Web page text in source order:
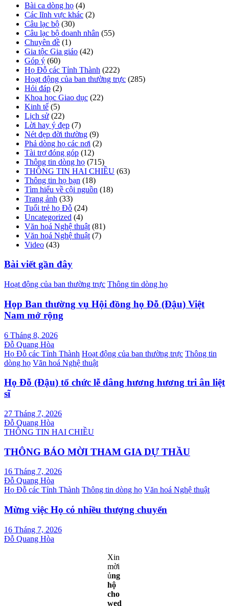
Bài ca dòng họ (4)
Các lĩnh vực khác (2)
Câu lạc bộ (30)
Câu lạc bộ doanh nhân (55)
Chuyên đề (1)
Gia tộc Gia giáo (42)
Góp ý (60)
Họ Đỗ các Tỉnh Thành (222)
Hoạt động của ban thường trực (285)
Hỏi đáp (2)
Khoa học Giao dục (22)
Kinh tế (5)
Lịch sử (22)
Lời hay ý đẹp (7)
Nét đẹp đời thường (9)
Phả dòng họ các nơi (2)
Tài trợ đóng góp (12)
Thông tin dòng họ (715)
THÔNG TIN HAI CHIỀU (63)
Thông tin họ bạn (18)
Tìm hiểu về cội nguồn (18)
Trang ảnh (33)
Tuổi trẻ họ Đỗ (24)
Uncategorized (4)
Văn hoá Nghệ thuật (81)
Văn hoá Nghệ thuật (7)
Video (43)
Bài viết gần đây
Hoạt động của ban thường trực Thông tin dòng họ
Họp Ban thường vụ Hội đồng họ Đỗ (Đậu) Việt
Nam mở rộng
6 Tháng 8, 2026
Đỗ Quang Hòa
Họ Đỗ các Tỉnh Thành Hoạt động của ban thường trực Thông tin
dòng họ Văn hoá Nghệ thuật
Họ Đỗ (Đậu) tổ chức lễ dâng hương hương tri ân liệt
sĩ
27 Tháng 7, 2026
Đỗ Quang Hòa
THÔNG TIN HAI CHIỀU
THÔNG BÁO MỜI THAM GIA DỰ THẦU
16 Tháng 7, 2026
Đỗ Quang Hòa
Họ Đỗ các Tỉnh Thành Thông tin dòng họ Văn hoá Nghệ thuật
Mừng việc Họ có nhiều thượng chuyển
16 Tháng 7, 2026
Đỗ Quang Hòa
Xin
mời
ủng
hộ
cho
wed